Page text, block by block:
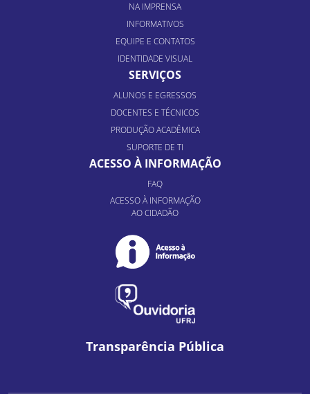
NA IMPRENSA
INFORMATIVOS
EQUIPE E CONTATOS
IDENTIDADE VISUAL
SERVIÇOS
ALUNOS E EGRESSOS
DOCENTES E TÉCNICOS
PRODUÇÃO ACADÊMICA
SUPORTE DE TI
ACESSO À INFORMAÇÃO
FAQ
ACESSO À INFORMAÇÃO
AO CIDADÃO
Transparência Pública